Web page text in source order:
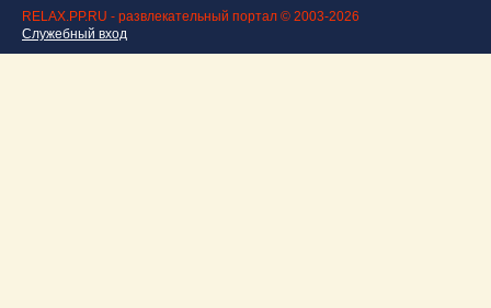
RELAX.PP.RU - развлекательный портал © 2003-2026
Служебный вход